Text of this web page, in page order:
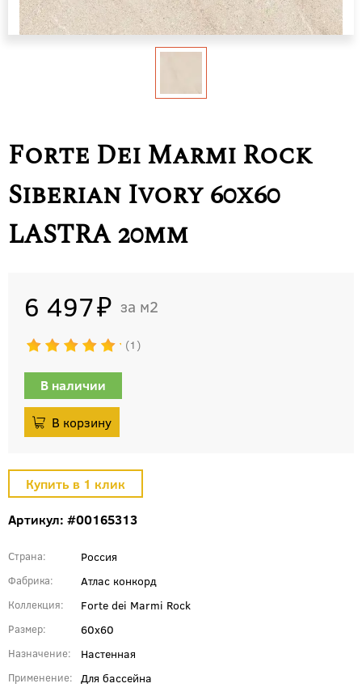
Forte Dei Marmi Rock
Siberian Ivory 60x60
LASTRA 20mm
6 497 м2
1
В наличии
Артикул: #00165313
Страна Россия
Фабрика Атлас конкорд
Коллекция Forte dei Marmi Rock
Размер 60x60
Назначение Настенная
Применение Для бассейна